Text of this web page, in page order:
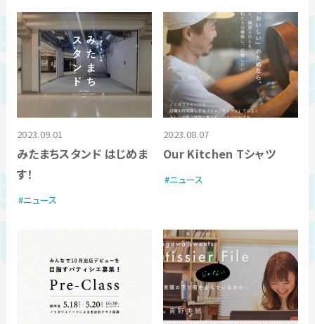
2023.09.01
みたまちスタンド はじめま
す！
ニュース
2023.08.07
Our Kitchen Tシャツ
ニュース